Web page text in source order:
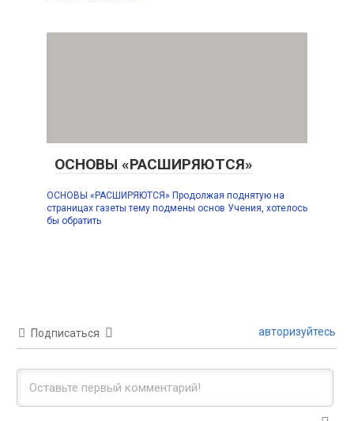
ОСНОВЫ «РАСШИРЯЮТСЯ»
ОСНОВЫ «РАСШИРЯЮТСЯ» Продолжая поднятую на
страницах газеты тему подмены основ Учения, хотелось
бы обратить
Подписаться авторизуйтесь